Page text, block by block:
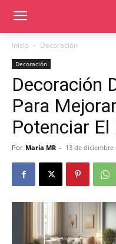
Inicio Decoración
Decoración
Decoración
Para
Potenciar
Por María MR - 13 de diciembre